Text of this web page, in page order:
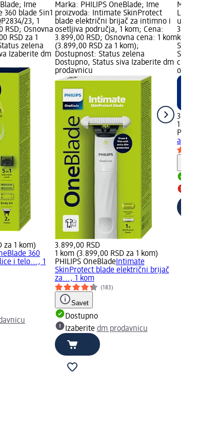
Ime
360 blade 5in1
23, 1
RSD; Osnovna
RSD za 1
zelena
Izaberite dm
za 1 kom)
360
i telo..., 1
Marka: PHILIPS OneBlade; Ime
proizvoda: Intimate SkinProtect
blade električni brijač za intimno i
osetljiva područja, 1 kom; Cena:
3.899,00 RSD; Osnovna cena: 1 kom
(3.899,00 RSD za 1 kom);
Dostupnost: Status zelena
Dostupno, Status siva Izaberite dm
prodavnicu
3.899,00 RSD
1 kom (3.899,00 RSD za 1 kom)
PHILIPS OneBlade Intimate
SkinProtect blade električni brijač
za..., 1 kom
(183)
Savet
Dostupno
Izaberite dm prodavnicu
Marka:
Lumea IPL
uklanjanje
35.999,00
kom
Samo
Status
crvena
online
35.999,00
1 kom
PHILIPS
aparat za